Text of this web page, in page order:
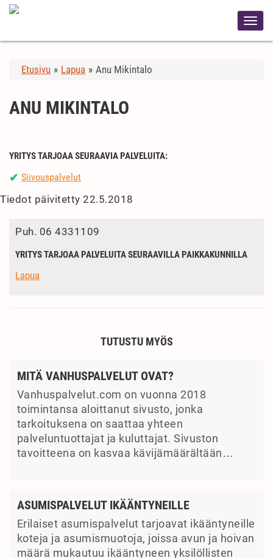
Etusivu » Lapua » Anu Mikintalo
ANU MIKINTALO
YRITYS TARJOAA SEURAAVIA PALVELUITA:
✔ Siivouspalvelut
Tiedot päivitetty 22.5.2018
Puh. 06 4331109
YRITYS TARJOAA PALVELUITA SEURAAVILLA PAIKKAKUNNILLA
Lapua
TUTUSTU MYÖS
MITÄ VANHUSPALVELUT OVAT?
Vanhuspalvelut.com on vuonna 2018
toimintansa aloittanut sivusto, jonka
tarkoituksena on saattaa yhteen
palveluntuottajat ja kuluttajat. Sivuston
tavoitteena on kasvaa kävijämäärältään…
ASUMISPALVELUT IKÄÄNTYNEILLE
Erilaiset asumispalvelut tarjoavat ikääntyneille
koteja ja asumismuotoja, joissa avun ja hoivan
määrä mukautuu ikääntyneen yksilöllisten